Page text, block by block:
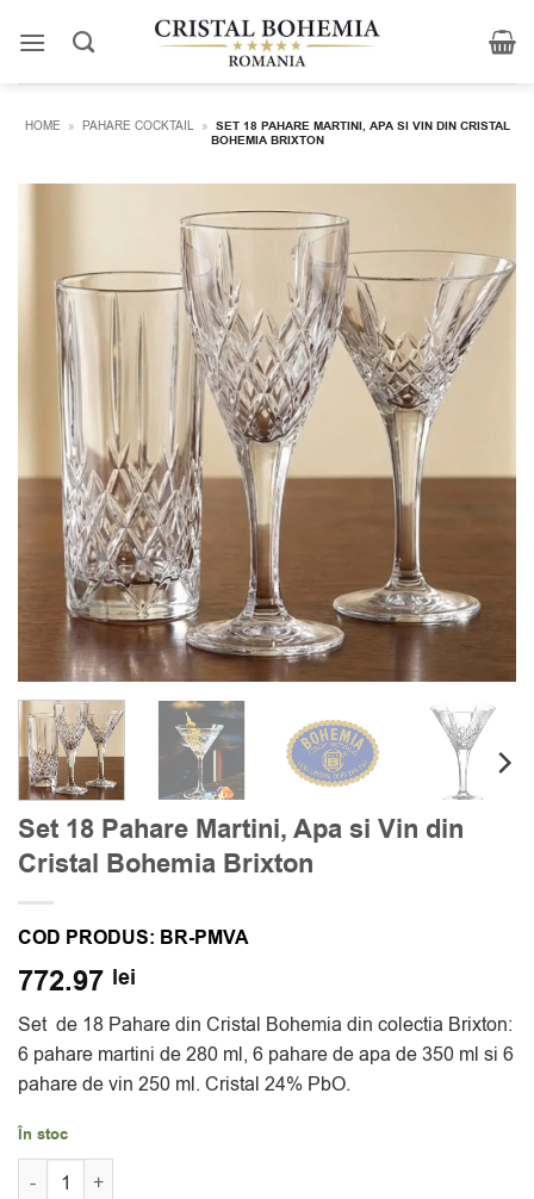
HOME » PAHARE COCKTAIL » SET 18 PAHARE MARTINI, APA SI VIN DIN CRISTAL
BOHEMIA BRIXTON
Set 18 Pahare Martini, Apa si Vin din
Cristal Bohemia Brixton
COD PRODUS: BR-PMVA
772.97 lei
Set de 18 Pahare din Cristal Bohemia din colectia Brixton:
6 pahare martini de 280 ml, 6 pahare de apa de 350 ml si 6
pahare de vin 250 ml. Cristal 24% PbO.
În stoc
Cantitate Set 18 Pahare Martini, Apa si Vin din Cristal Bohemia